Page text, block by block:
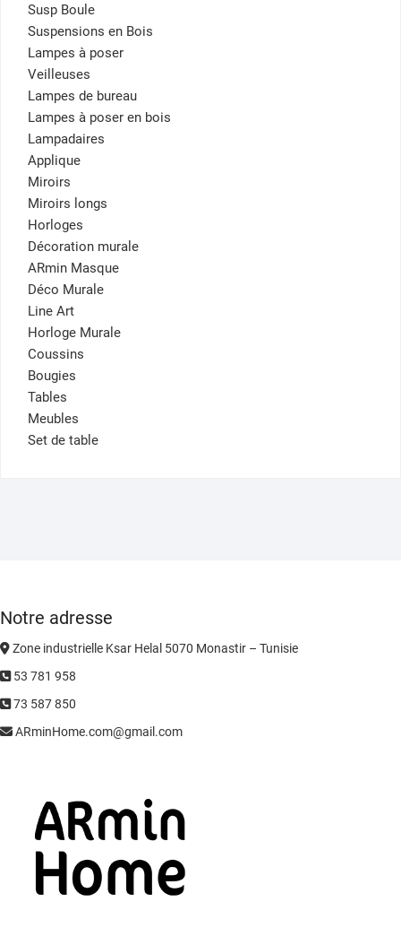
Susp Boule
Suspensions en Bois
Lampes à poser
Veilleuses
Lampes de bureau
Lampes à poser en bois
Lampadaires
Applique
Miroirs
Miroirs longs
Horloges
Décoration murale
ARmin Masque
Déco Murale
Line Art
Horloge Murale
Coussins
Bougies
Tables
Meubles
Set de table
Notre adresse
Zone industrielle Ksar Helal 5070 Monastir – Tunisie
53 781 958
73 587 850
ARminHome.com@gmail.com